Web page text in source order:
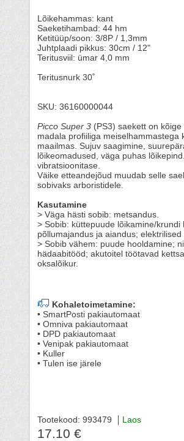
Lõikehammas: kant
Saeketihambad: 44 hm
Ketitüüp/soon: 3/8P / 1,3mm
Juhtplaadi pikkus: 30cm / 12"
Teritusviil: ümar 4,0 mm
Teritusnurk 30˚
SKU: 36160000044
Picco Super 3 (PS3) saekett on
madala profiiliga meiselhammastega
maailmas. Sujuv saagimine,
lõikeomadused, väga puhas
vibratsioonitase.
Väike etteandejõud muudab selle
sobivaks arboristidele.
Kasutamine
> Väga hästi sobib: metsandus.
> Sobib: küttepuude lõikamine/krundi
põllumajandus ja aiandus; elektrilised
> Sobib vähem: puude hooldamine;
hädaabitööd; akutoitel töötavad
oksalõikur.
Kohaletoimetamine:
• SmartPosti pakiautomaat
• Omniva pakiautomaat
• DPD pakiautomaat
• Venipak pakiautomaat
• Kuller
• Tulen ise järele
Tootekood: 993479 Laos
17.10 €